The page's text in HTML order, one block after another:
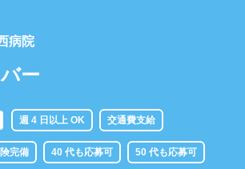
病院
ー
週 4 日以上 OK 交通費支給
完備 40 代も応募可 50 代も応募可